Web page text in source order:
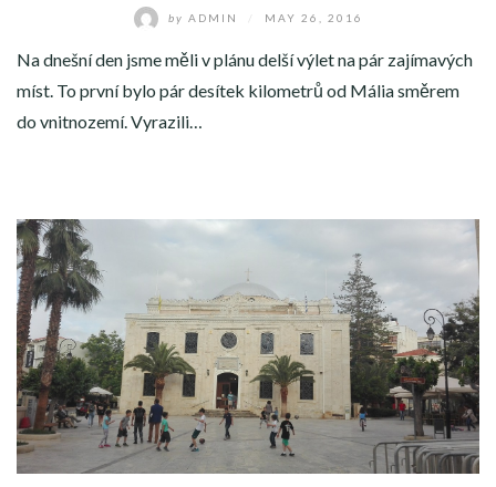
by ADMIN MAY 26, 2016
Na dnešní den jsme měli v plánu delší výlet na pár zajímavých
míst. To první bylo pár desítek kilometrů od Mália směrem
do vnitnozemí. Vyrazili…